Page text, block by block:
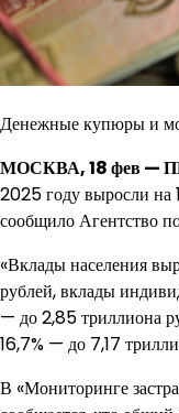
Денежные купюры и
МОСКВА, 18 фев —
2025 году выросли на
сообщило Агентство
«Вклады населения
рублей, вклады
— до 2,85 триллиона
16,7% — до 7,17
В «Мониторинге